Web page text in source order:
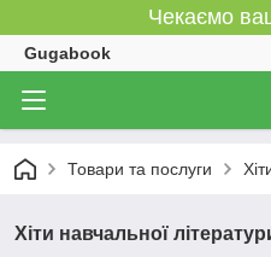
Чекаємо
Gugabook
Товари та послуги
Хіти навчальної